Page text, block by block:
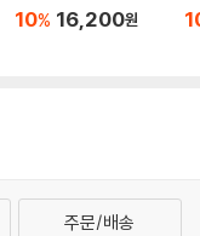
10% 16,200원
주문/배송